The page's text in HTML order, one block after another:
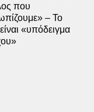
που
– Το
«υπόδειγμα